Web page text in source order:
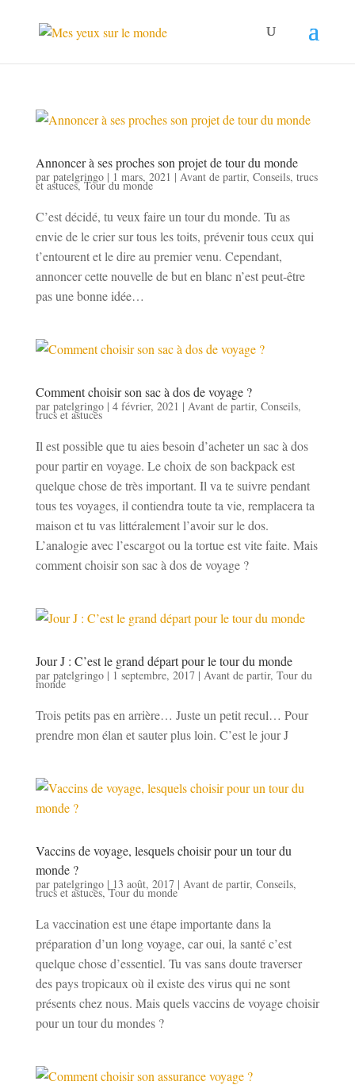
Annoncer à ses proches son projet de tour du monde
par patelgringo| 1 mars, 2021 | Avant de partir, Conseils, trucs
et astuces,Tour du monde
C’est décidé, tu veux faire un tour du monde. Tu as
envie de le crier sur tous les toits, prévenir tous ceux qui
t’entourent et le dire au premier venu. Cependant,
annoncer cette nouvelle de but en blanc n’est peut-être
pas une bonne idée…
Comment choisir son sac à dos de voyage ?
par patelgringo| 4 février, 2021 | Avant de partir, Conseils,
trucs et astuces
Il est possible que tu aies besoin d’acheter un sac à dos
pour partir en voyage. Le choix de son backpack est
quelque chose de très important. Il va te suivre pendant
tous tes voyages, il contiendra toute ta vie, remplacera ta
maison et tu vas littéralement l’avoir sur le dos.
L’analogie avec l’escargot ou la tortue est vite faite. Mais
comment choisir son sac à dos de voyage ?
Jour J : C’est le grand départ pour le tour du monde
par patelgringo| 1 septembre, 2017| Avant de partir, Tour du
monde
Trois petits pas en arrière… Juste un petit recul… Pour
prendre mon élan et sauter plus loin. C’est le jour J
Vaccins de voyage, lesquels choisir pour un tour du
monde ?
par patelgringo| 13 août, 2017| Avant de partir, Conseils,
trucs et astuces,Tour du monde
La vaccination est une étape importante dans la
préparation d’un long voyage, car oui, la santé c’est
quelque chose d’essentiel. Tu vas sans doute traverser
des pays tropicaux où il existe des virus qui ne sont
présents chez nous. Mais quels vaccins de voyage choisir
pour un tour du mondes ?